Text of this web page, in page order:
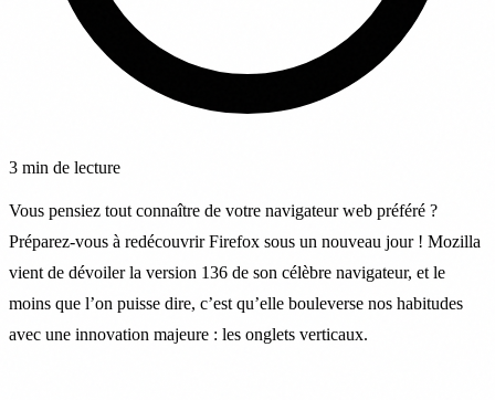
3 min de lecture
Vous pensiez tout connaître de votre navigateur web préféré ?
Préparez-vous à redécouvrir Firefox sous un nouveau jour ! Mozilla
vient de dévoiler la version 136 de son célèbre navigateur, et le
moins que l’on puisse dire, c’est qu’elle bouleverse nos habitudes
avec une innovation majeure : les onglets verticaux.